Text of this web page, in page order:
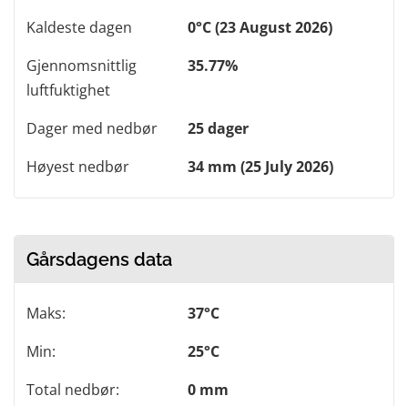
Kaldeste dagen
0°C (23 August 2026)
Gjennomsnittlig
luftfuktighet
35.77%
Dager med nedbør
25 dager
Høyest nedbør
34 mm (25 July 2026)
Gårsdagens data
Maks:
37°C
Min:
25°C
Total nedbør:
0 mm